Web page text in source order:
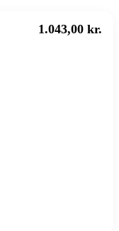
1.043,00 kr.